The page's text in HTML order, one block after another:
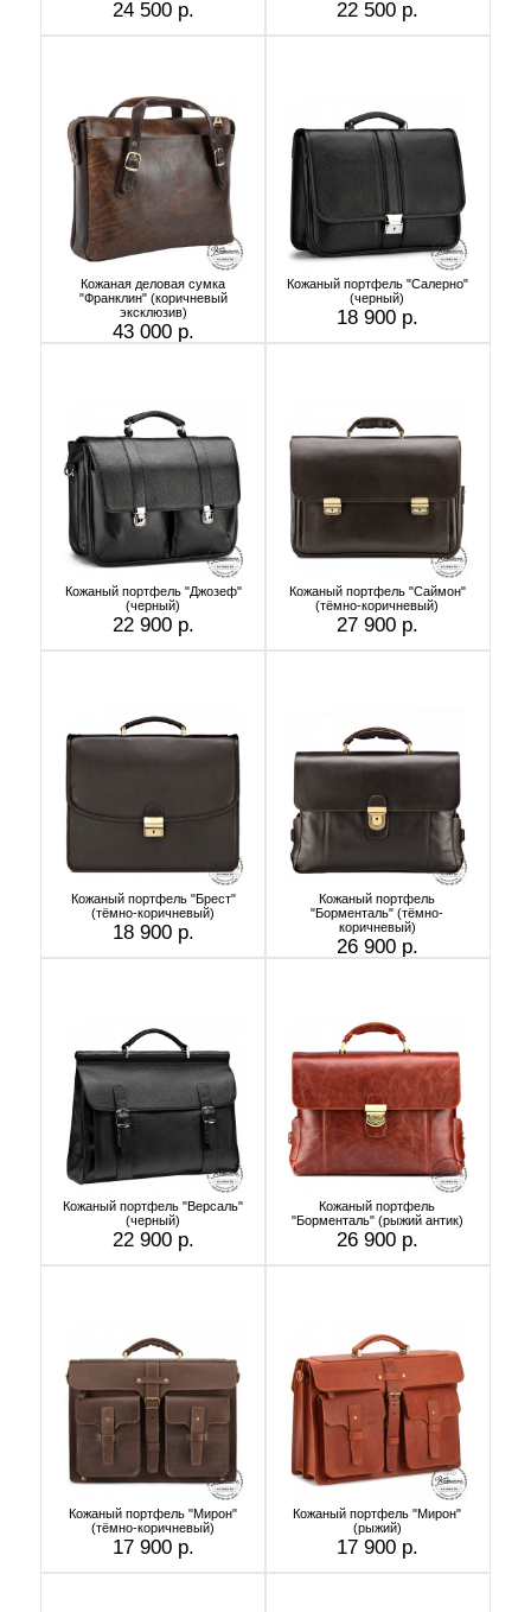
24 500 р. 22 500 р.
Кожаная деловая сумка
"Франклин" (коричневый
эксклюзив)
43 000 р.
Кожаный портфель "Салерно"
(черный)
18 900 р.
Кожаный портфель "Джозеф"
(черный)
22 900 р.
Кожаный портфель "Саймон"
(тёмно-коричневый)
27 900 р.
Кожаный портфель "Брест"
(тёмно-коричневый)
18 900 р.
Кожаный портфель
"Борменталь" (тёмно-
коричневый)
26 900 р.
Кожаный портфель "Версаль"
(черный)
22 900 р.
Кожаный портфель
"Борменталь" (рыжий антик)
26 900 р.
Кожаный портфель "Мирон"
(тёмно-коричневый)
17 900 р.
Кожаный портфель "Мирон"
(рыжий)
17 900 р.